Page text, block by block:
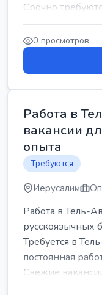
Срочно
0 просмотров
Работа в
вакансии
опыта
Требуются
Иерусалим
Работа в Тель-
русскоязычных
Требуется в
постоянная
Свежие
женщин от